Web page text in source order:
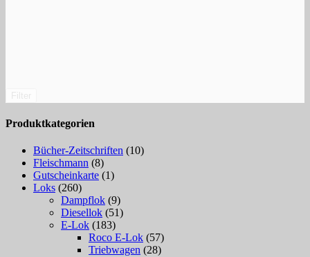
Produktkategorien
Bücher-Zeitschriften (10)
Fleischmann (8)
Gutscheinkarte (1)
Loks (260)
Dampflok (9)
Diesellok (51)
E-Lok (183)
Roco E-Lok (57)
Triebwagen (28)